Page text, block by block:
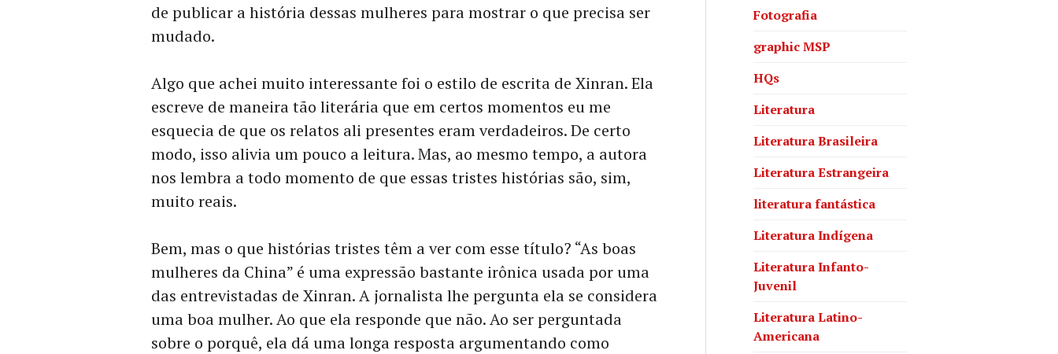
de publicar a história dessas mulheres para mostrar o que precisa ser
mudado.
Algo que achei muito interessante foi o estilo de escrita de Xinran. Ela
escreve de maneira tão literária que em certos momentos eu me
esquecia de que os relatos ali presentes eram verdadeiros. De certo
modo, isso alivia um pouco a leitura. Mas, ao mesmo tempo, a autora
nos lembra a todo momento de que essas tristes histórias são, sim,
muito reais.
Bem, mas o que histórias tristes têm a ver com esse título? “As boas
mulheres da China” é uma expressão bastante irônica usada por uma
das entrevistadas de Xinran. A jornalista lhe pergunta ela se considera
uma boa mulher. Ao que ela responde que não. Ao ser perguntada
sobre o porquê, ela dá uma longa resposta argumentando como
Fotografia
graphic MSP
HQs
Literatura
Literatura Brasileira
Literatura Estrangeira
literatura fantástica
Literatura Indígena
Literatura Infanto-
Juvenil
Literatura Latino-
Americana